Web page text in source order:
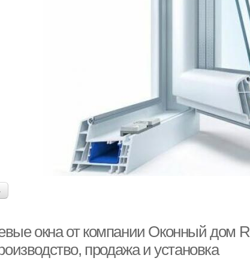
окна от компании Оконный дом
продажа и установка